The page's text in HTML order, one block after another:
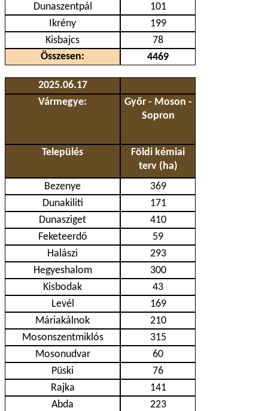
Dunaszentpál
101
Ikrény
199
Kisbajcs
78
Összesen:
4469
2025.06.17
Vármegye:
Győr - Moson -
Sopron
Település
Földi kémiai
terv (ha)
Bezenye
369
Dunakiliti
171
Dunasziget
410
Feketeerdő
59
Halászi
293
Hegyeshalom
300
Kisbodak
43
Levél
169
Máriakálnok
210
Mosonszentmiklós
315
Mosonudvar
60
Püski
76
Rajka
141
Abda
223